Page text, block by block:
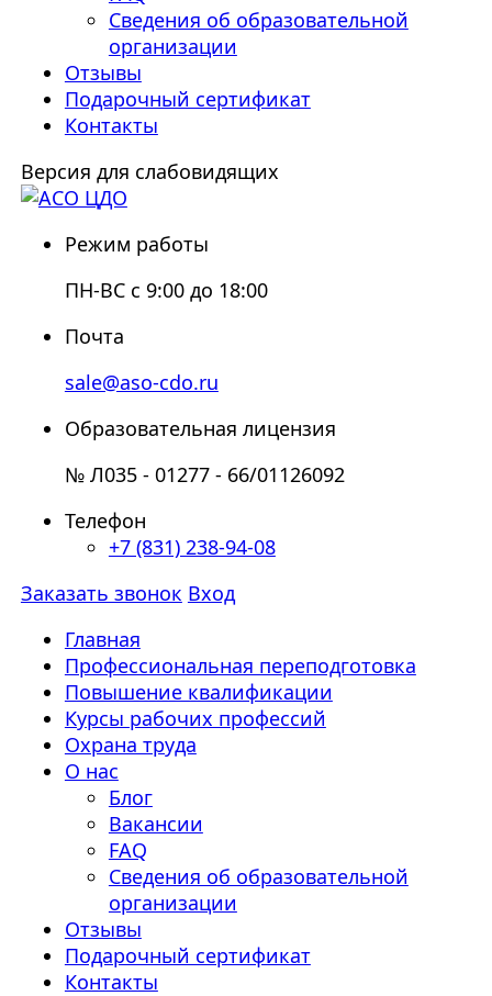
Сведения об образовательной
организации
Отзывы
Подарочный сертификат
Контакты
Версия для слабовидящих
Режим работы
ПН-ВС с 9:00 до 18:00
Почта
sale@aso-cdo.ru
Образовательная лицензия
№ Л035 - 01277 - 66/01126092
Телефон
+7 (831) 238-94-08
Заказать звонок Вход
Главная
Профессиональная переподготовка
Повышение квалификации
Курсы рабочих профессий
Охрана труда
О нас
Блог
Вакансии
FAQ
Сведения об образовательной
организации
Отзывы
Подарочный сертификат
Контакты